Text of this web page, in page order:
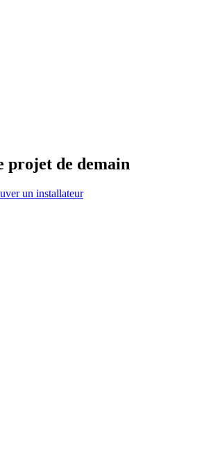
projet de demain
un installateur